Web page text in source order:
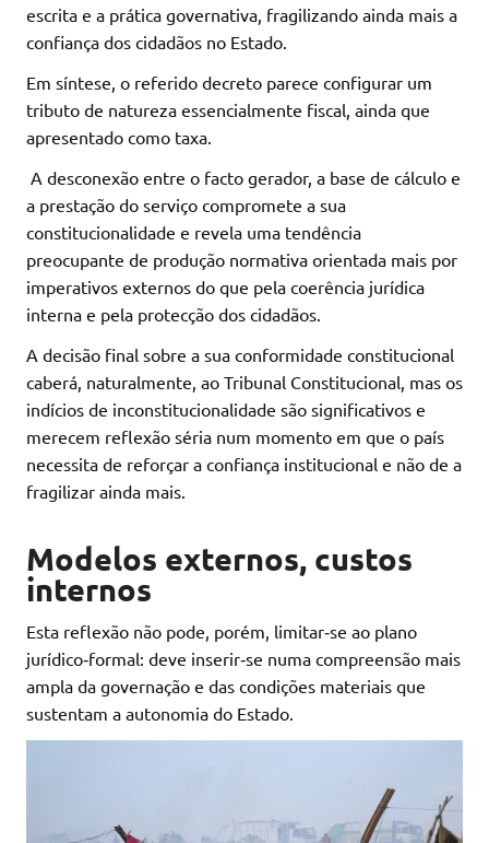
escrita e a prática governativa, fragilizando ainda mais a
confiança dos cidadãos no Estado.
Em síntese, o referido decreto parece configurar um
tributo de natureza essencialmente fiscal, ainda que
apresentado como taxa.
A desconexão entre o facto gerador, a base de cálculo e
a prestação do serviço compromete a sua
constitucionalidade e revela uma tendência
preocupante de produção normativa orientada mais por
imperativos externos do que pela coerência jurídica
interna e pela protecção dos cidadãos.
A decisão final sobre a sua conformidade constitucional
caberá, naturalmente, ao Tribunal Constitucional, mas os
indícios de inconstitucionalidade são significativos e
merecem reflexão séria num momento em que o país
necessita de reforçar a confiança institucional e não de a
fragilizar ainda mais.
Modelos externos, custos
internos
Esta reflexão não pode, porém, limitar‑se ao plano
jurídico‑formal: deve inserir‑se numa compreensão mais
ampla da governação e das condições materiais que
sustentam a autonomia do Estado.